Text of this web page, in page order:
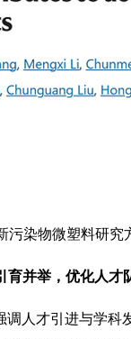
污染物微塑料研究
育并举，优化人才
才引进与学科